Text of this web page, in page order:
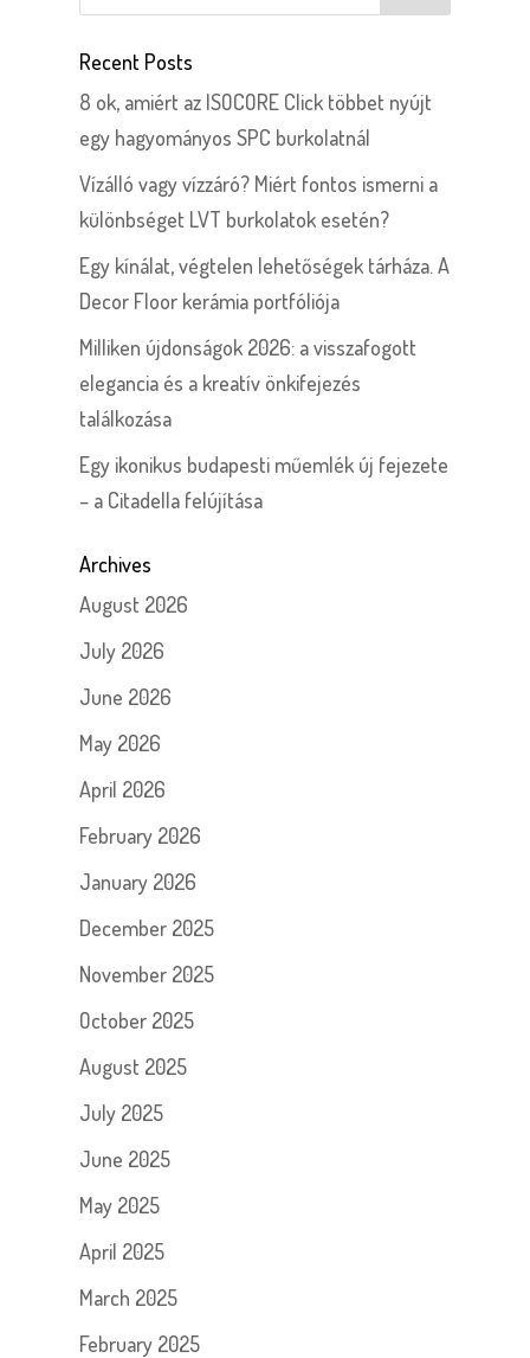
Recent Posts
8 ok, amiért az ISOCORE Click többet nyújt
egy hagyományos SPC burkolatnál
Vízálló vagy vízzáró? Miért fontos ismerni a
különbséget LVT burkolatok esetén?
Egy kínálat, végtelen lehetőségek tárháza. A
Decor Floor kerámia portfóliója
Milliken újdonságok 2026: a visszafogott
elegancia és a kreatív önkifejezés
találkozása
Egy ikonikus budapesti műemlék új fejezete
– a Citadella felújítása
Archives
August 2026
July 2026
June 2026
May 2026
April 2026
February 2026
January 2026
December 2025
November 2025
October 2025
August 2025
July 2025
June 2025
May 2025
April 2025
March 2025
February 2025